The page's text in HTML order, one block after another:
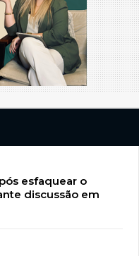
esfaquear o
discussão em